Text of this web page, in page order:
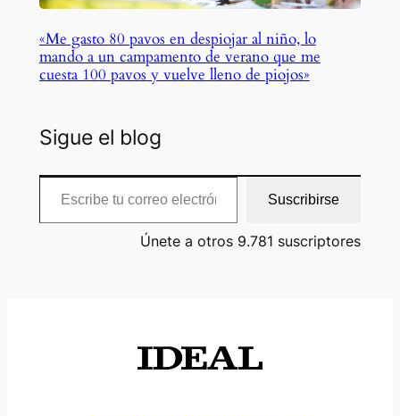
«Me gasto 80 pavos en despiojar al niño, lo
mando a un campamento de verano que me
cuesta 100 pavos y vuelve lleno de piojos»
Sigue el blog
Escribe tu correo electrónico…
Suscribirse
Únete a otros 9.781 suscriptores